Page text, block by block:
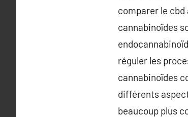
comparer le cbd
cannabinoïdes
réguler les
cannabinoïdes
différents
beaucoup plus